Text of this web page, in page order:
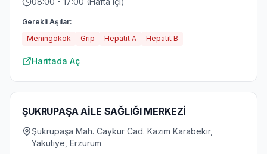
Gerekli Aşılar:
Meningokok
Grip Hepatit A Hepatit B
Haritada Aç
ŞUKRUPAŞA AİLE SAĞLIĞI MERKEZİ
Şukrupaşa Mah. Caykur Cad. Kazım Karabekir,
Yakutiye, Erzurum